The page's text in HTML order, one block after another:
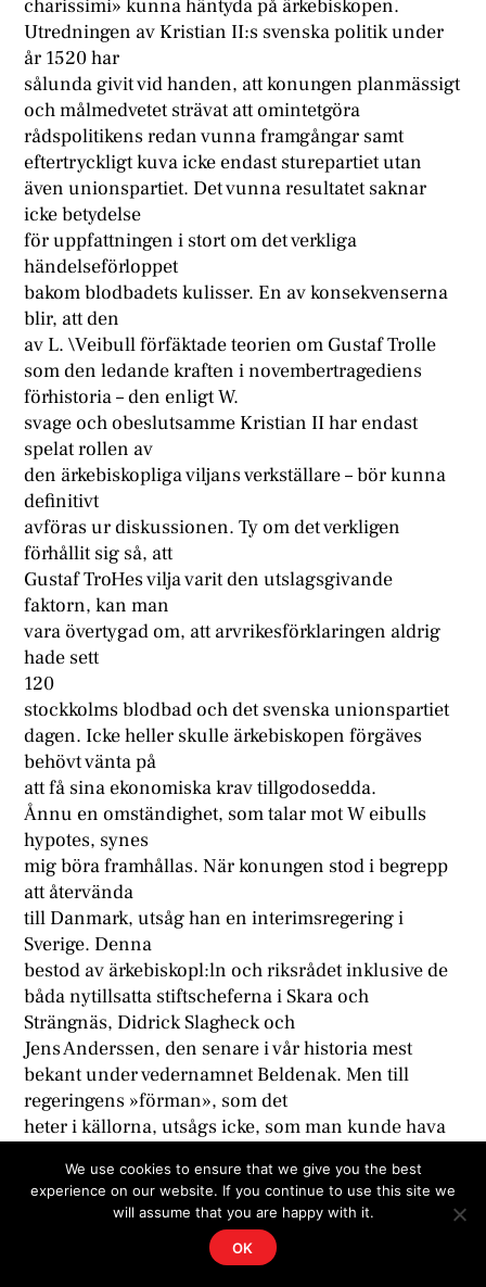
charissimi» kunna häntyda på ärkebiskopen.
Utredningen av Kristian II:s svenska politik under
år 1520 har
sålunda givit vid handen, att konungen planmässigt
och målmedvetet strävat att omintetgöra
rådspolitikens redan vunna framgångar samt
eftertryckligt kuva icke endast sturepartiet utan
även unionspartiet. Det vunna resultatet saknar
icke betydelse
för uppfattningen i stort om det verkliga
händelseförloppet
bakom blodbadets kulisser. En av konsekvenserna
blir, att den
av L. \Veibull förfäktade teorien om Gustaf Trolle
som den ledande kraften i novembertragediens
förhistoria – den enligt W.
svage och obeslutsamme Kristian II har endast
spelat rollen av
den ärkebiskopliga viljans verkställare – bör kunna
definitivt
avföras ur diskussionen. Ty om det verkligen
förhållit sig så, att
Gustaf TroHes vilja varit den utslagsgivande
faktorn, kan man
vara övertygad om, att arvrikesförklaringen aldrig
hade sett
120
stockkolms blodbad och det svenska unionspartiet
dagen. Icke heller skulle ärkebiskopen förgäves
behövt vänta på
att få sina ekonomiska krav tillgodosedda.
Ånnu en omständighet, som talar mot W eibulls
hypotes, synes
mig böra framhållas. När konungen stod i begrepp
att återvända
till Danmark, utsåg han en interimsregering i
Sverige. Denna
bestod av ärkebiskopl:ln och riksrådet inklusive de
båda nytillsatta stiftscheferna i Skara och
Strängnäs, Didrick Slagheck och
Jens Anderssen, den senare i vår historia mest
bekant under vedernamnet Beldenak. Men till
regeringens »förman», som det
heter i källorna, utsågs icke, som man kunde hava
Troile utan Didrick Slagheck. Ärkebiskopen, vilken i
egenskap
av den förnämste i rådet bort vara självskriven som
den tillförordnade regeringens chef, har alltså på
We use cookies to ensure that we give you the best
experience on our website. If you continue to use this site we
will assume that you are happy with it.
OK